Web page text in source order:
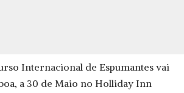
Internacional de Espumantes vai
a 30 de Maio no Holliday Inn